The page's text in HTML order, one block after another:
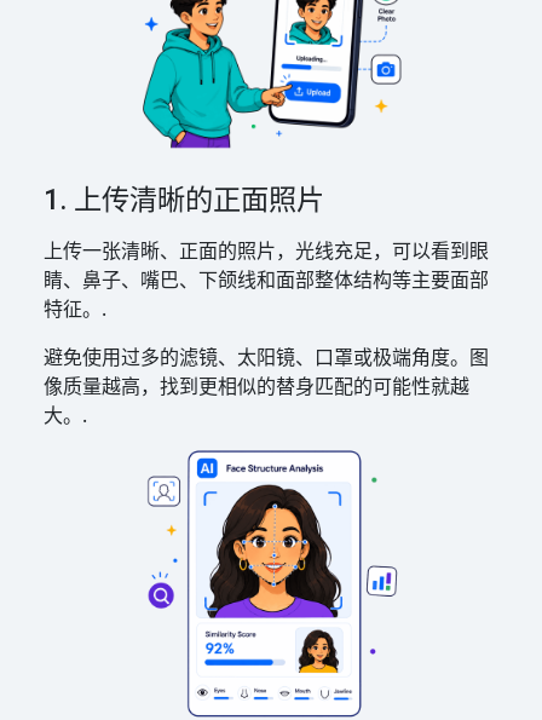
1. 上传清晰的正面照片
上传一张清晰、正面的照片，光线充足，可以看到眼
睛、鼻子、嘴巴、下颌线和面部整体结构等主要面部
特征。.
避免使用过多的滤镜、太阳镜、口罩或极端角度。图
像质量越高，找到更相似的替身匹配的可能性就越
大。.